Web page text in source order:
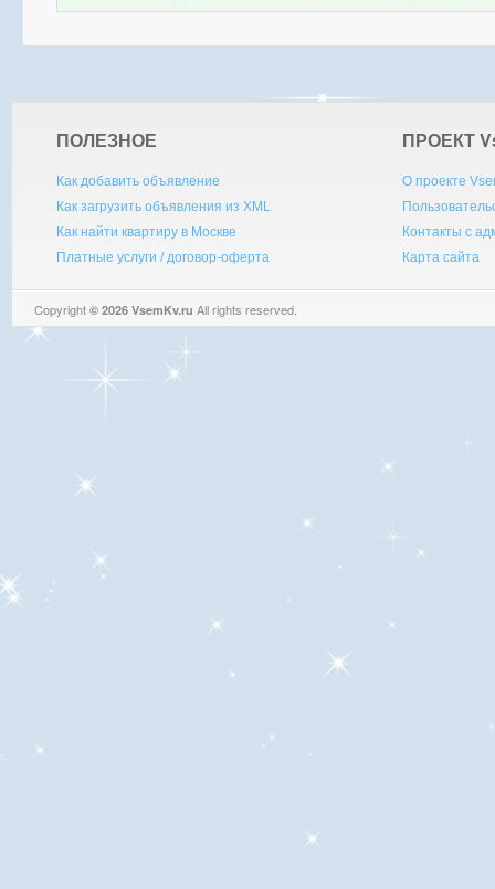
ПОЛЕЗНОЕ
Как добавить объявление
Как загрузить объявления из XML
Как найти квартиру в Москве
Платные услуги / договор-оферта
ПРОЕКТ V
О проекте
Контакты с
Карта сайта
Copyright © 2026 VsemKv.ru All rights reserved.